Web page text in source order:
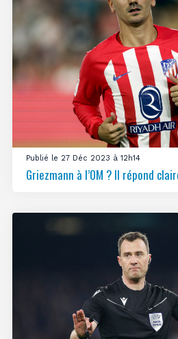
Publié le 27 Déc 2023 à 12h14
Griezmann à l’OM ? Il répond